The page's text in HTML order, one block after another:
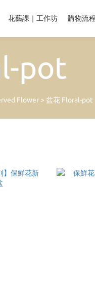
花藝課｜工作坊 購物流程
pot
Flower >盆花 Floral-pot